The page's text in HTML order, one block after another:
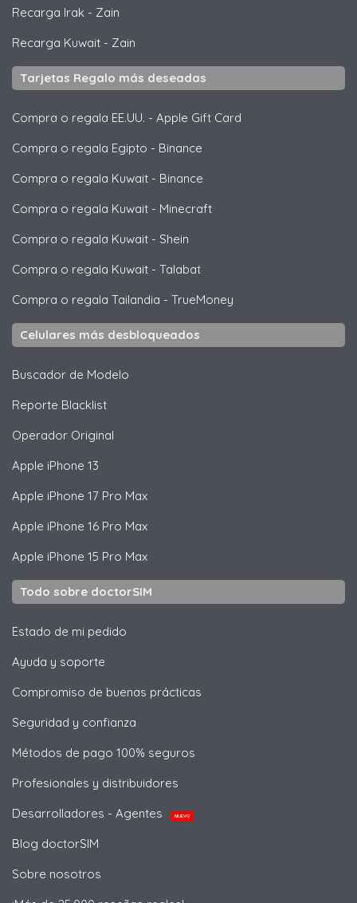
Recarga Irak - Zain
Recarga Kuwait - Zain
Tarjetas Regalo más deseadas
Compra o regala EE.UU. - Apple Gift Card
Compra o regala Egipto - Binance
Compra o regala Kuwait - Binance
Compra o regala Kuwait - Minecraft
Compra o regala Kuwait - Shein
Compra o regala Kuwait - Talabat
Compra o regala Tailandia - TrueMoney
Celulares más desbloqueados
Buscador de Modelo
Reporte Blacklist
Operador Original
Apple iPhone 13
Apple iPhone 17 Pro Max
Apple iPhone 16 Pro Max
Apple iPhone 15 Pro Max
Todo sobre doctorSIM
Estado de mi pedido
Ayuda y soporte
Compromiso de buenas prácticas
Seguridad y confianza
Métodos de pago 100% seguros
Profesionales y distribuidores
Desarrolladores - Agentes
NUEVO
Blog doctorSIM
Sobre nosotros